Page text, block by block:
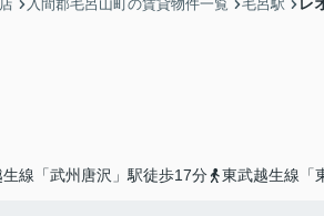
入間郡毛呂山町の賃貸物件一覧 毛呂駅
線「武州唐沢」駅徒歩17分 東武越生線「